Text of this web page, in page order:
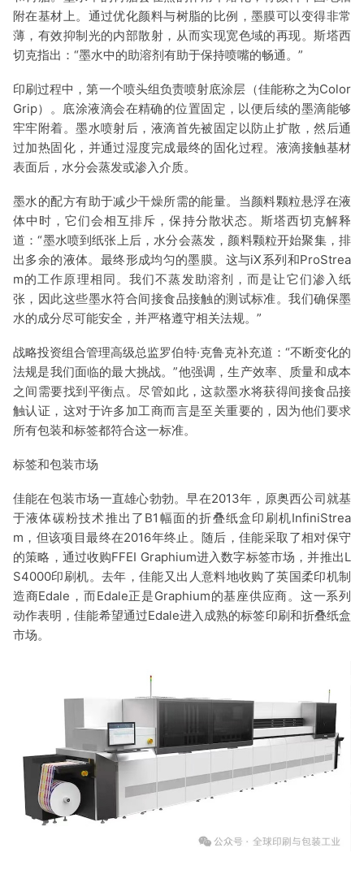
附在基材上。通过优化颜料与树脂的比例，墨膜可以变得非常
薄，有效抑制光的内部散射，从而实现宽色域的再现。斯塔西
切克指出：“墨水中的助溶剂有助于保持喷嘴的畅通。”
印刷过程中，第一个喷头组负责喷射底涂层（佳能称之为Color
Grip）。底涂液滴会在精确的位置固定，以便后续的墨滴能够
牢牢附着。墨水喷射后，液滴首先被固定以防止扩散，然后通
过加热固化，并通过湿度完成最终的固化过程。液滴接触基材
表面后，水分会蒸发或渗入介质。
墨水的配方有助于减少干燥所需的能量。当颜料颗粒悬浮在液
体中时，它们会相互排斥，保持分散状态。斯塔西切克解释
道：“墨水喷到纸张上后，水分会蒸发，颜料颗粒开始聚集，排
出多余的液体。最终形成均匀的墨膜。这与iX系列和ProStrea
m的工作原理相同。我们不蒸发助溶剂，而是让它们渗入纸
张，因此这些墨水符合间接食品接触的测试标准。我们确保墨
水的成分尽可能安全，并严格遵守相关法规。”
战略投资组合管理高级总监罗伯特·克鲁克补充道：“不断变化的
法规是我们面临的最大挑战。”他强调，生产效率、质量和成本
之间需要找到平衡点。尽管如此，这款墨水将获得间接食品接
触认证，这对于许多加工商而言是至关重要的，因为他们要求
所有包装和标签都符合这一标准。
标签和包装市场
佳能在包装市场一直雄心勃勃。早在2013年，原奥西公司就基
于液体碳粉技术推出了B1幅面的折叠纸盒印刷机InfiniStrea
m，但该项目最终在2016年终止。随后，佳能采取了相对保守
的策略，通过收购FFEI Graphium进入数字标签市场，并推出L
S4000印刷机。去年，佳能又出人意料地收购了英国柔印机制
造商Edale，而Edale正是Graphium的基座供应商。这一系列
动作表明，佳能希望通过Edale进入成熟的标签印刷和折叠纸盒
市场。